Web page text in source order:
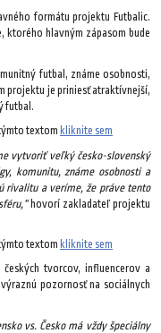
formátu projektu Futbalic.
ktorého hlavným zápasom bude
futbal, známe osobnosti,
projektu je priniesť atraktívnejší,
futbal.
textom kliknite sem
vytvoriť veľký česko-slovenský
komunitu, známe osobnosti a
rivalitu a veríme, že práve tento
hovorí zakladateľ projektu
textom kliknite sem
tvorcov, influencerov a
pozornosť na sociálnych
vs. Česko má vždy špeciálny